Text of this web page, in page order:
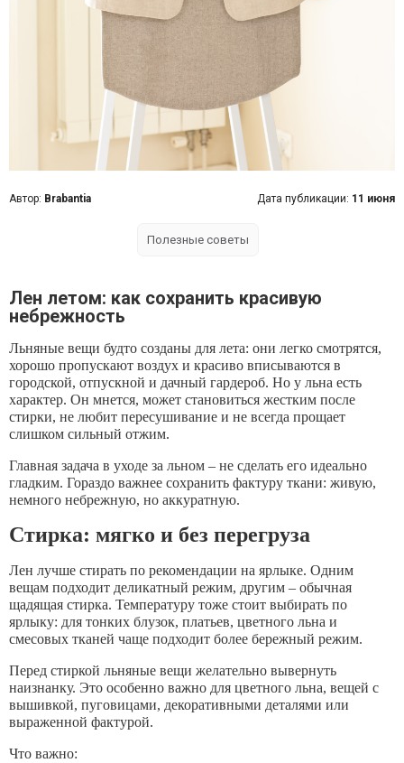
Лен летом: как сохранить красивую
небрежность
Льняные вещи будто созданы для лета: они легко смотрятся,
хорошо пропускают воздух и красиво вписываются в
городской, отпускной и дачный гардероб. Но у льна есть
характер. Он мнется, может становиться жестким после
стирки, не любит пересушивание и не всегда прощает
слишком сильный отжим.
Главная задача в уходе за льном – не сделать его идеально
гладким. Гораздо важнее сохранить фактуру ткани: живую,
немного небрежную, но аккуратную.
Стирка: мягко и без перегруза
Лен лучше стирать по рекомендации на ярлыке. Одним
вещам подходит деликатный режим, другим – обычная
щадящая стирка. Температуру тоже стоит выбирать по
ярлыку: для тонких блузок, платьев, цветного льна и
смесовых тканей чаще подходит более бережный режим.
Перед стиркой льняные вещи желательно вывернуть
наизнанку. Это особенно важно для цветного льна, вещей с
вышивкой, пуговицами, декоративными деталями или
выраженной фактурой.
Что важно:
Автор: Brabantia Дата публикации: 11 июня
Полезные советы